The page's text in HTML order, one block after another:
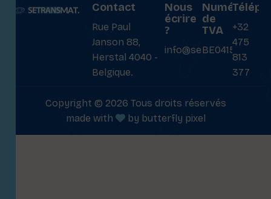
Contact
Rue Paul
Janson 88,
Herstal 4040 -
Belgique.
Nous
écrire
?
info@setransmat.com
Numéro
de
TVA
BE0415027069
+32
475
813
377
Copyright © 2026 Tous droits réservés
made with
by butterfly pixel